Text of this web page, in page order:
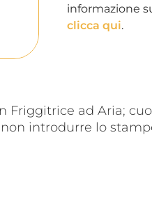
informazione
clicca qui.
Friggitrice ad Aria;
introdurre lo